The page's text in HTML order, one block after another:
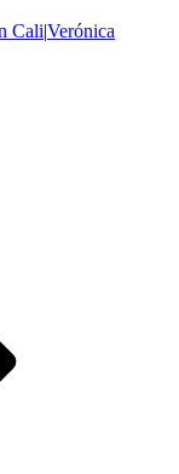
Cali|Verónica